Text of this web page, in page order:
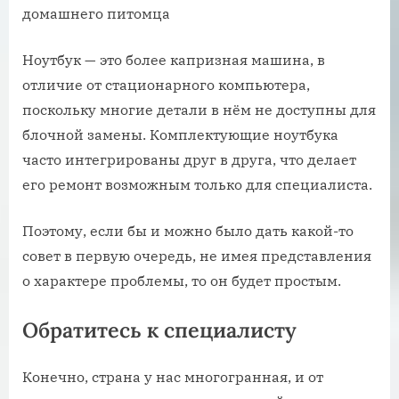
Ноутбук — это более капризная машина, в
отличие от стационарного компьютера,
поскольку многие детали в нём не доступны для
блочной замены. Комплектующие ноутбука
часто интегрированы друг в друга, что делает
его ремонт возможным только для специалиста.
Поэтому, если бы и можно было дать какой-то
совет в первую очередь, не имея представления
о характере проблемы, то он будет простым.
Обратитесь к специалисту
Конечно, страна у нас многогранная, и от